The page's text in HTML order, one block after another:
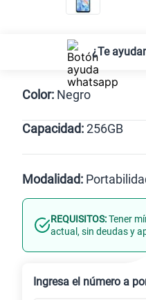
¿Te
Color: Negro
Negro
Capacidad:256GB
256GB
Modalidad:
Línea Nueva
REQUISITOS:Tener
actual, sin deudas y
Ingresa el número a